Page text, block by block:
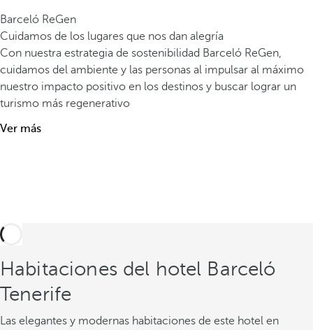
Barceló ReGen
Cuidamos de los lugares que nos dan alegría
Con nuestra estrategia de sostenibilidad Barceló ReGen,
cuidamos del ambiente y las personas al impulsar al máximo
nuestro impacto positivo en los destinos y buscar lograr un
turismo más regenerativo
Ver más
Habitaciones del hotel Barceló
Tenerife
Las elegantes y modernas habitaciones de este hotel en